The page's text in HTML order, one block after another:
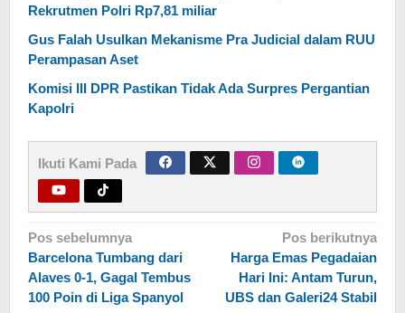
Rekrutmen Polri Rp7,81 miliar
Gus Falah Usulkan Mekanisme Pra Judicial dalam RUU
Perampasan Aset
Komisi III DPR Pastikan Tidak Ada Surpres Pergantian
Kapolri
Ikuti Kami Pada
Navigasi
pos
Pos sebelumnya
Barcelona Tumbang dari
Alaves 0-1, Gagal Tembus
100 Poin di Liga Spanyol
Pos berikutnya
Harga Emas Pegadaian
Hari Ini: Antam Turun,
UBS dan Galeri24 Stabil